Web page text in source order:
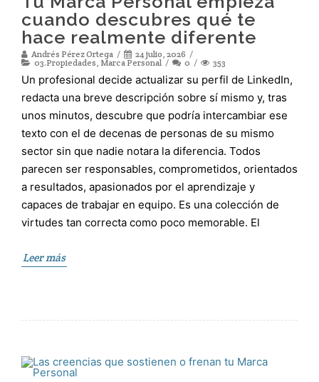
cuando descubres qué te
hace realmente diferente
Andrés Pérez Ortega
24 julio, 2026
03.Propiedades, Marca Personal 0 353
Un profesional decide actualizar su perfil de LinkedIn,
redacta una breve descripción sobre sí mismo y, tras
unos minutos, descubre que podría intercambiar ese
texto con el de decenas de personas de su mismo
sector sin que nadie notara la diferencia. Todos
parecen ser responsables, comprometidos, orientados
a resultados, apasionados por el aprendizaje y
capaces de trabajar en equipo. Es una colección de
virtudes tan correcta como poco memorable. El
Leer más